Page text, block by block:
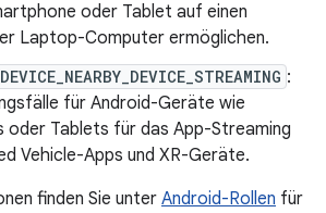
oder Tablet auf einen
Laptop-Computer ermöglichen.
:
für Android-Geräte wie
oder Tablets für das App-Streaming
Vehicle-Apps und XR-Geräte.
finden Sie unter Android-Rollen für